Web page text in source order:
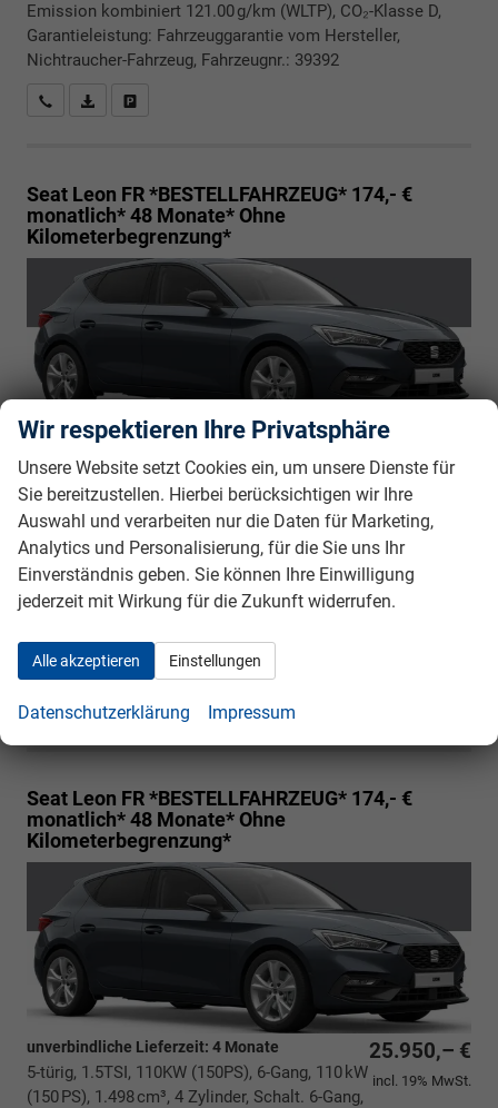
Emission kombiniert 121.00 g/km (WLTP), CO₂-Klasse D,
Garantieleistung: Fahrzeuggarantie vom Hersteller,
Nichtraucher-Fahrzeug, Fahrzeugnr.: 39392
Rückrufbitte absenden
PDF-Datei, Fahrzeugexposé drucken
Seat Leon FR *BESTELLFAHRZEUG* 174,- €
monatlich* 48 Monate* Ohne
Kilometerbegrenzung*
25.950,– €
incl. 19% MwSt.
unverbindliche Lieferzeit:4 Monate
5-türig, 1.5TSI, 110KW (150PS), 6-Gang, 110 kW
(150 PS), 1.498 cm³, 4 Zylinder, Schalt. 6-Gang,
Frontantrieb, Verbrennungsmotor (ICE), Benzin,
Kraftstoffverbrauch kombiniert 5,7 (WLTP), CO₂-Emission
kombiniert 130.00 g/km (WLTP), CO₂-Klasse D, Außenfarbe:
Magnetic Grau Metallic, Zustand, Aussehen: 1, sehr gut,
Zustand, Fahrfähigkeit: fahrtauglich, Garantieleistung:
Fahrzeuggarantie vom Hersteller, Nichtraucher-Fahrzeug,
Zustand: unfallfrei, Fahrzeugnr.: 40257
Rückrufbitte absenden
PDF-Datei, Fahrzeugexposé drucken
Drucken, parken oder vergleichen
Seat Leon FR *BESTELLFAHRZEUG* 174,- €
monatlich* 48 Monate* Ohne
Kilometerbegrenzung*
25.950,– €
incl. 19% MwSt.
unverbindliche Lieferzeit: 4 Monate
5-türig, 1.5TSI, 110KW (150PS), 6-Gang, 110 kW
(150 PS), 1.498 cm³, 4 Zylinder, Schalt. 6-Gang,
Wir respektieren Ihre Privatsphäre
Unsere Website setzt Cookies ein, um unsere Dienste für
Sie bereitzustellen. Hierbei berücksichtigen wir Ihre
Auswahl und verarbeiten nur die Daten für Marketing,
Analytics und Personalisierung, für die Sie uns Ihr
Einverständnis geben. Sie können Ihre Einwilligung
jederzeit mit Wirkung für die Zukunft widerrufen.
Alle akzeptieren Einstellungen
Datenschutzerklärung Impressum